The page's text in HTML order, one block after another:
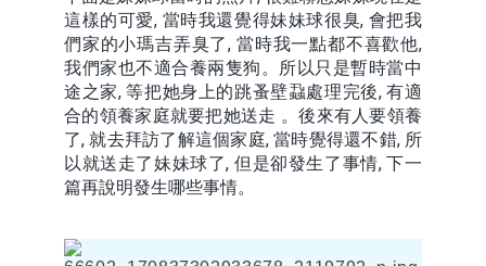
這樣的可愛, 當時我還覺得妹妹球很臭, 會把我
們家的小瑪吉弄臭了, 當時我一點都不喜歡他,
我們家也不適合養兩隻狗。所以只是暫時當中
途之家, 等把她身上的跳蚤壁蝨處理完後, 有適
合的領養家庭就要把她送走 。後來有人要領養
了, 就去拜訪了解這個家庭, 當時覺得還不錯, 所
以就送走了妹妹球了, 但是卻發生了事情, 下一
篇再說明發生哪些事情。